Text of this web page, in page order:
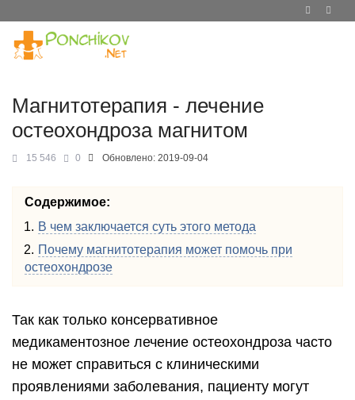
Магнитотерапия - лечение
остеохондроза магнитом
15 546 0 Обновлено: 2019-09-04
Содержимое:
В чем заключается суть этого метода
Почему магнитотерапия может помочь при
остеохондрозе
Так как только консервативное
медикаментозное лечение остеохондроза часто
не может справиться с клиническими
проявлениями заболевания, пациенту могут